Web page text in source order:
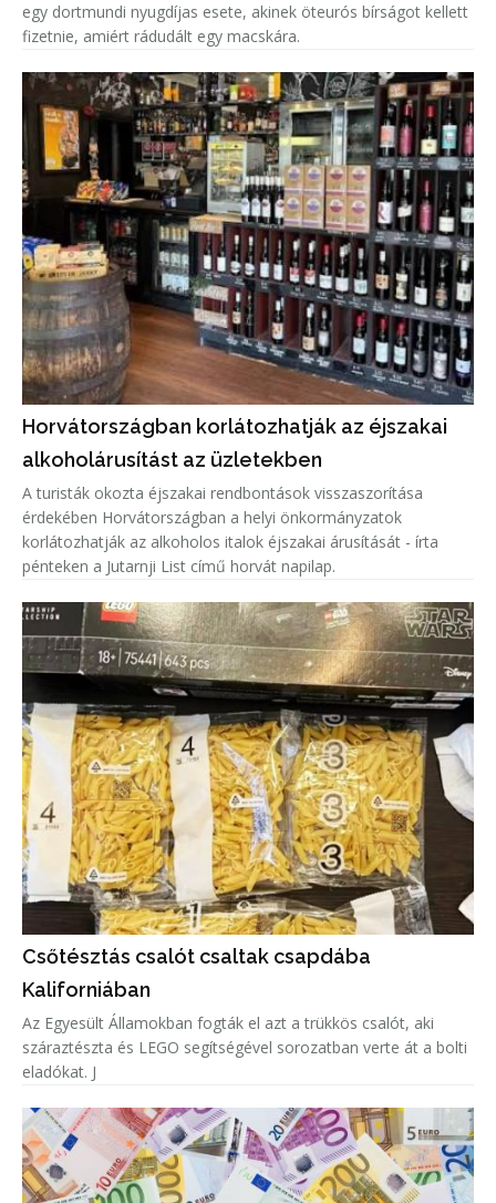
egy dortmundi nyugdíjas esete, akinek öteurós bírságot kellett
fizetnie, amiért rádudált egy macskára.
Horvátországban korlátozhatják az éjszakai
alkoholárusítást az üzletekben
A turisták okozta éjszakai rendbontások visszaszorítása
érdekében Horvátországban a helyi önkormányzatok
korlátozhatják az alkoholos italok éjszakai árusítását - írta
pénteken a Jutarnji List című horvát napilap.
Csőtésztás csalót csaltak csapdába
Kaliforniában
Az Egyesült Államokban fogták el azt a trükkös csalót, aki
száraztészta és LEGO segítségével sorozatban verte át a bolti
eladókat. J